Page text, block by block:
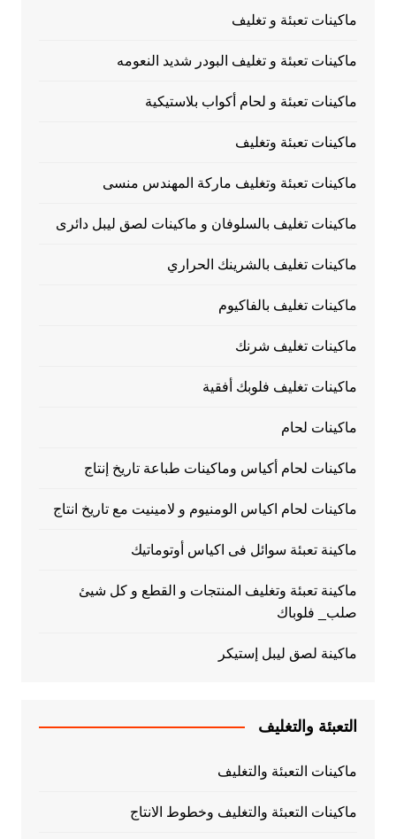
ماكينات تعبئة و تغليف
ماكينات تعبئة و تغليف البودر شديد النعومه
ماكينات تعبئة و لحام أكواب بلاستيكية
ماكينات تعبئة وتغليف
ماكينات تعبئة وتغليف ماركة المهندس منسى
ماكينات تغليف بالسلوفان و ماكينات لصق ليبل دائرى
ماكينات تغليف بالشرينك الحراري
ماكينات تغليف بالفاكيوم
ماكينات تغليف شرنك
ماكينات تغليف فلوبك أفقية
ماكينات لحام
ماكينات لحام أكياس وماكينات طباعة تاريخ إنتاج
ماكينات لحام اكياس الومنيوم و لامينيت مع تاريخ انتاج
ماكينة تعبئة سوائل فى اكياس أوتوماتيك
ماكينة تعبئة وتغليف المنتجات و القطع و كل شيئ
صلب_ فلوباك
ماكينة لصق ليبل إستيكر
التعبئة والتغليف
ماكينات التعبئة والتغليف
ماكينات التعبئة والتغليف وخطوط الانتاج